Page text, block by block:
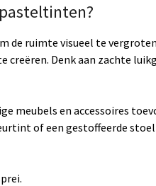
de ruimte visueel te
creëren. Denk aan zachte
meubels en accessoires
of een gestoffeerde